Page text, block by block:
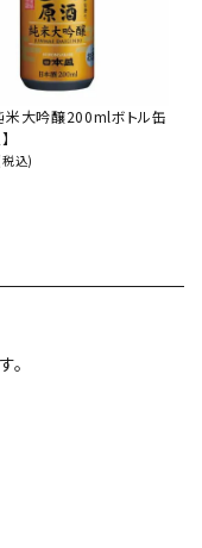
米大吟醸200mlボトル缶
込)
。